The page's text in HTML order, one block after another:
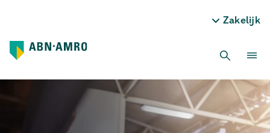
Zakelijk